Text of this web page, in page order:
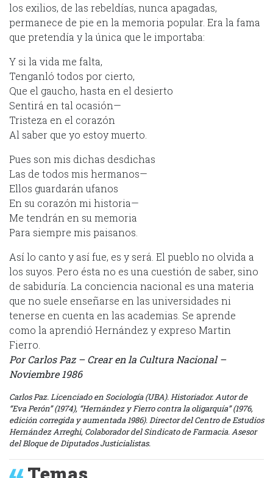
los exilios, de las rebeldías, nunca apagadas,
permanece de pie en la memoria popular. Era la fama
que pretendía y la única que le importaba:
Y si la vida me falta,
Tenganló todos por cierto,
Que el gaucho, hasta en el desierto
Sentirá en tal ocasión—
Tristeza en el corazón
Al saber que yo estoy muerto.
Pues son mis dichas desdichas
Las de todos mis hermanos—
Ellos guardarán ufanos
En su corazón mi historia—
Me tendrán en su memoria
Para siempre mis paisanos.
Así lo canto y así fue, es y será. El pueblo no olvida a
los suyos. Pero ésta no es una cuestión de saber, sino
de sabiduría. La conciencia nacional es una materia
que no suele enseñarse en las universidades ni
tenerse en cuenta en las academias. Se aprende
como la aprendió Hernández y expreso Martin
Fierro.
Por Carlos Paz – Crear en la Cultura Nacional –
Noviembre 1986
Carlos Paz. Licenciado en Sociología (UBA). Historiador. Autor de
“Eva Perón” (1974), “Hernández y Fierro contra la oligarquía” (1976,
edición corregida y aumentada 1986). Director del Centro de Estudios
Hernández Arreghi, Colaborador del Sindicato de Farmacia. Asesor
del Bloque de Diputados Justicialistas.